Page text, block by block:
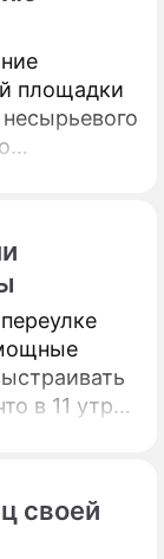
площадки
премьер-
в 11 утра
тысячами
своей